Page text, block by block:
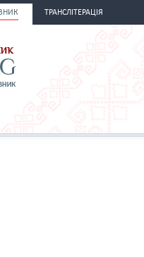
ТРАНСЛІТЕРАЦІЯ